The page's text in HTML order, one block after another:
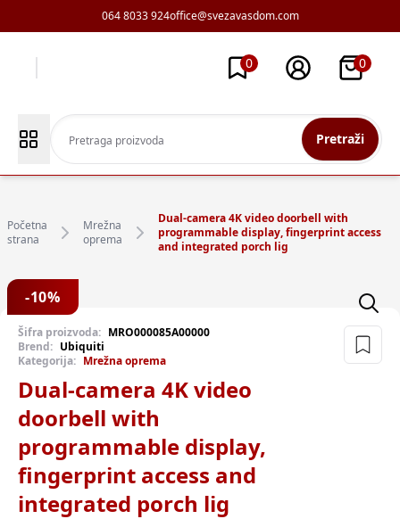
064 8033 924office@svezavasdom.com
0 0
Pretraži
Početna
strana
Mrežna
oprema
Dual-camera 4K video doorbell with
programmable display, fingerprint access
and integrated porch lig
-10%
Šifra proizvoda: MRO000085A00000
Brend: Ubiquiti
Kategorija: Mrežna oprema
Dual-camera 4K video
doorbell with
programmable display,
fingerprint access and
integrated porch lig